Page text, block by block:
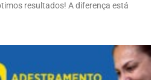
resultados! A diferença está